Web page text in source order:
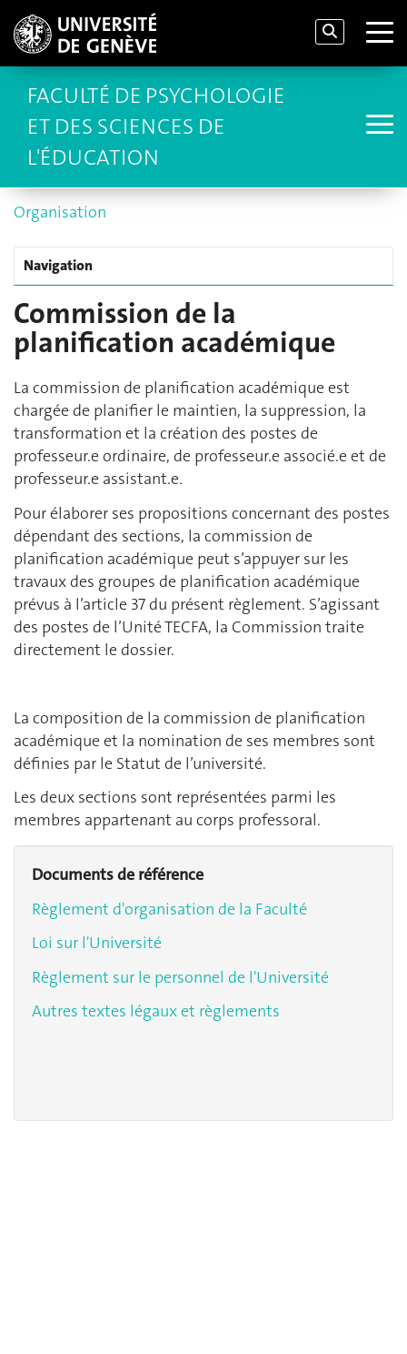
FACULTÉ DE PSYCHOLOGIE
ET DES SCIENCES DE
L'ÉDUCATION
Organisation
Navigation
Commission de la
planification académique
La commission de planification académique est
chargée de planifier le maintien, la suppression, la
transformation et la création des postes de
professeur.e ordinaire, de professeur.e associé.e et de
professeur.e assistant.e.
Pour élaborer ses propositions concernant des postes
dépendant des sections, la commission de
planification académique peut s’appuyer sur les
travaux des groupes de planification académique
prévus à l’article 37 du présent règlement. S’agissant
des postes de l’Unité TECFA, la Commission traite
directement le dossier.
La composition de la commission de planification
académique et la nomination de ses membres sont
définies par le Statut de l’université.
Les deux sections sont représentées parmi les
membres appartenant au corps professoral.
Documents de référence
Règlement d'organisation de la Faculté
Loi sur l'Université
Règlement sur le personnel de l'Université
Autres textes légaux et règlements